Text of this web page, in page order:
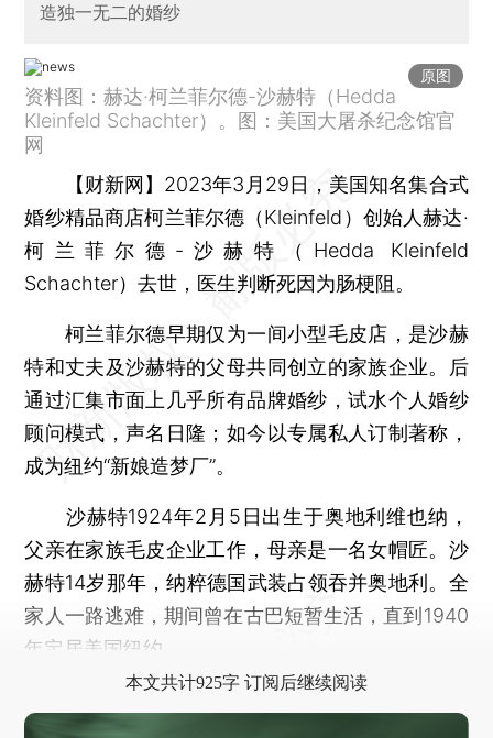
造独一无二的婚纱
原图
资料图：赫达·柯兰菲尔德-沙赫特（Hedda
Kleinfeld Schachter）。图：美国大屠杀纪念馆官
网
【财新网】 2023年3月29日，美国知名集合式
婚纱精品商店柯兰菲尔德（Kleinfeld）创始人赫达·
柯兰菲尔德-沙赫特（Hedda Kleinfeld
Schachter）去世，医生判断死因为肠梗阻。
柯兰菲尔德早期仅为一间小型毛皮店，是沙赫
特和丈夫及沙赫特的父母共同创立的家族企业。后
通过汇集市面上几乎所有品牌婚纱，试水个人婚纱
顾问模式，声名日隆；如今以专属私人订制著称，
成为纽约“新娘造梦厂”。
沙赫特1924年2月5日出生于奥地利维也纳，
父亲在家族毛皮企业工作，母亲是一名女帽匠。沙
赫特14岁那年，纳粹德国武装占领吞并奥地利。全
家人一路逃难，期间曾在古巴短暂生活，直到1940
年定居美国纽约。
本文共计925字 订阅后继续阅读